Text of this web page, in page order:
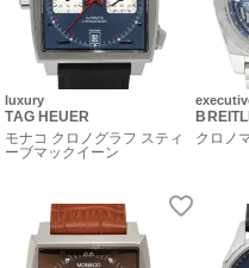
luxury
TAG HEUER
モナコ クロノグラフ スティ
ーブマックイーン
クロノ